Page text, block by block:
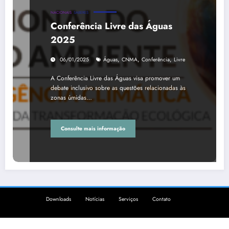
NACIONAIS SABERES
Conferência Livre das Águas
2025
06/01/2025 Águas, CNMA, Conferência,Livre
A Conferência Livre das Águas visa promover um
debate inclusivo sobre as questões relacionadas às
zonas úmidas…
Consulte mais informação
Downloads Notícias Serviços Contato